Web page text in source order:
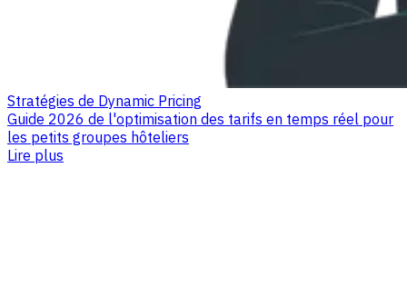
Stratégies de Dynamic Pricing
Guide 2026 de l'optimisation des tarifs en temps réel pour
les petits groupes hôteliers
Lire plus